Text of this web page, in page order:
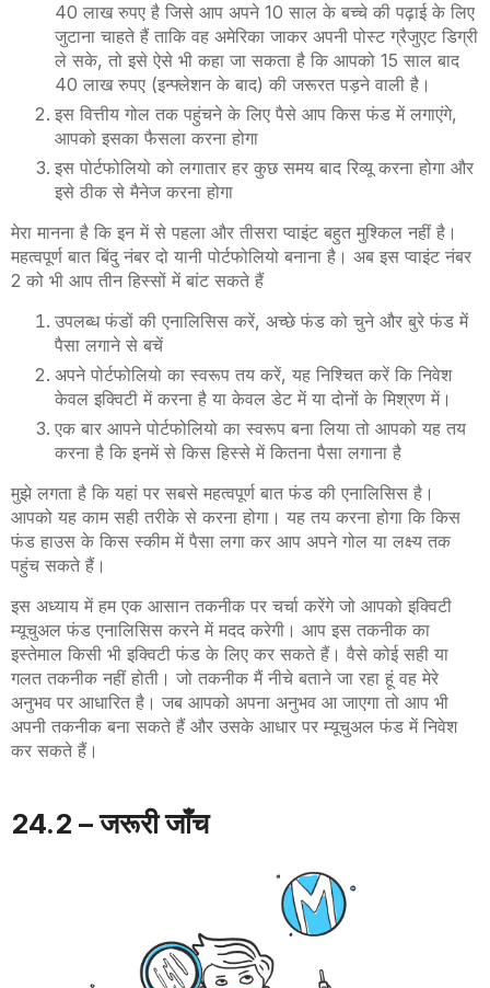
40 लाख रुपए है जिसे आप अपने 10 साल के बच्चे की पढ़ाई के लिए
जुटाना चाहते हैं ताकि वह अमेरिका जाकर अपनी पोस्ट ग्रैजुएट डिग्री
ले सके, तो इसे ऐसे भी कहा जा सकता है कि आपको 15 साल बाद
40 लाख रुपए (इन्फ्लेशन के बाद) की जरूरत पड़ने वाली है।
इस वित्तीय गोल तक पहुंचने के लिए पैसे आप किस फंड में लगाएंगे,
आपको इसका फैसला करना होगा
इस पोर्टफोलियो को लगातार हर कुछ समय बाद रिव्यू करना होगा और
इसे ठीक से मैनेज करना होगा
मेरा मानना है कि इन में से पहला और तीसरा प्वाइंट बहुत मुश्किल नहीं है।
महत्वपूर्ण बात बिंदु नंबर दो यानी पोर्टफोलियो बनाना है। अब इस प्वाइंट नंबर
2 को भी आप तीन हिस्सों में बांट सकते हैं
उपलब्ध फंडों की एनालिसिस करें, अच्छे फंड को चुने और बुरे फंड में
पैसा लगाने से बचें
अपने पोर्टफोलियो का स्वरूप तय करें, यह निश्चित करें कि निवेश
केवल इक्विटी में करना है या केवल डेट में या दोनों के मिश्रण में।
एक बार आपने पोर्टफोलियो का स्वरूप बना लिया तो आपको यह तय
करना है कि इनमें से किस हिस्से में कितना पैसा लगाना है
मुझे लगता है कि यहां पर सबसे महत्वपूर्ण बात फंड की एनालिसिस है।
आपको यह काम सही तरीके से करना होगा। यह तय करना होगा कि किस
फंड हाउस के किस स्कीम में पैसा लगा कर आप अपने गोल या लक्ष्य तक
पहुंच सकते हैं।
इस अध्याय में हम एक आसान तकनीक पर चर्चा करेंगे जो आपको इक्विटी
म्यूचुअल फंड एनालिसिस करने में मदद करेगी। आप इस तकनीक का
इस्तेमाल किसी भी इक्विटी फंड के लिए कर सकते हैं। वैसे कोई सही या
गलत तकनीक नहीं होती। जो तकनीक मैं नीचे बताने जा रहा हूं वह मेरे
अनुभव पर आधारित है। जब आपको अपना अनुभव आ जाएगा तो आप भी
अपनी तकनीक बना सकते हैं और उसके आधार पर म्यूचुअल फंड में निवेश
कर सकते हैं।
24.2 – जरूरी जाँच